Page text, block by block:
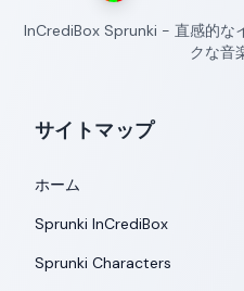
InCrediBox Sprunki - 直感的な
クな音
サイトマップ
ホーム
Sprunki InCrediBox
Sprunki Characters